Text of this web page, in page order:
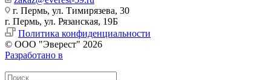
г. Пермь, ул. Тимирязева, 30
г. Пермь, ул. Рязанская, 19Б
Политика конфиденциальности
© ООО "Эверест" 2026
Разработано в